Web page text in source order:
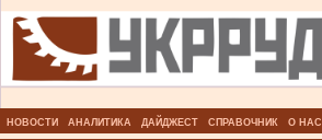
НОВОСТИ АНАЛИТИКА ДАЙДЖЕСТ СПРАВОЧНИК О НАС